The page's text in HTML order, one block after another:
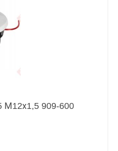
М12х1,5 909-600